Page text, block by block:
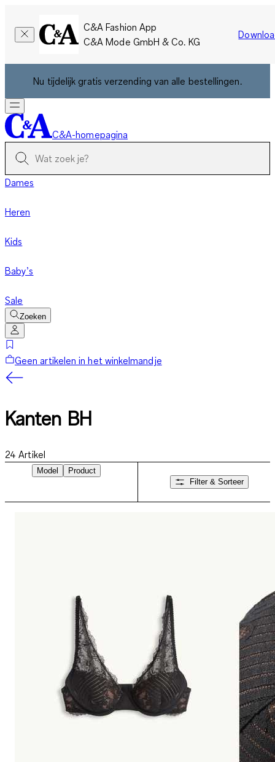
C&A Fashion App
C&A Mode GmbH & Co. KG
Nu tijdelijk gratis verzending van alle bestellingen.
C&A-homepagina
Dames
Heren
Kids
Baby’s
Sale
Zoeken
Geen artikelen in het winkelmandje
Kanten BH
24 Artikel
Model
Product
Filter & Sorteer